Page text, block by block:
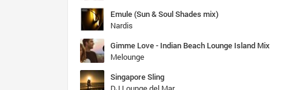
Emule (Sun & Soul Shades mix)
Nardis
Gimme Love - Indian Beach Lounge Island Mix
Melounge
Singapore Sling